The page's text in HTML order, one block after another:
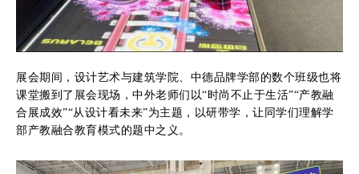
展会期间，设计艺术与建筑学院、中德品牌学部的数个班级也将
课堂搬到了展会现场，中外老师们以“时尚不止于生活”“产教融
合展成效”“从设计看未来”为主题，以研带学，让同学们理解学
部产教融合教育模式的题中之义。